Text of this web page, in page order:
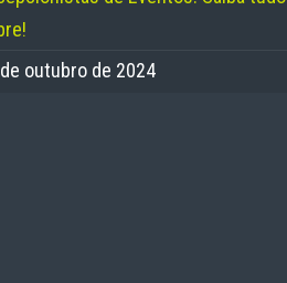
outubro de 2024